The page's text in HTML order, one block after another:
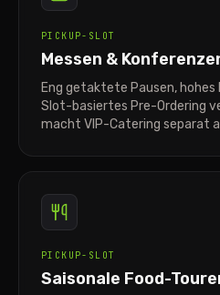
PICKUP-SLOT
Messen &
Eng getaktete Pausen,
Slot-basiertes Pre-Ordering
macht VIP-Catering separat
PICKUP-SLOT
Saisonale Food-